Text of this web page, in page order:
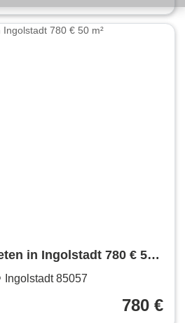
in Ingolstadt 780 € 50
Ingolstadt 85057
780 €